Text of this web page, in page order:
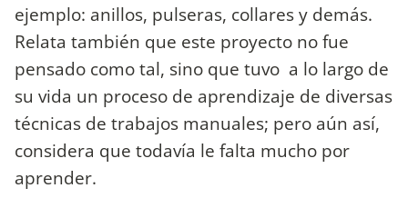
ejemplo: anillos, pulseras, collares y demás.
Relata también que este proyecto no fue
pensado como tal, sino que tuvo a lo largo de
su vida un proceso de aprendizaje de diversas
técnicas de trabajos manuales; pero aún así,
considera que todavía le falta mucho por
aprender.